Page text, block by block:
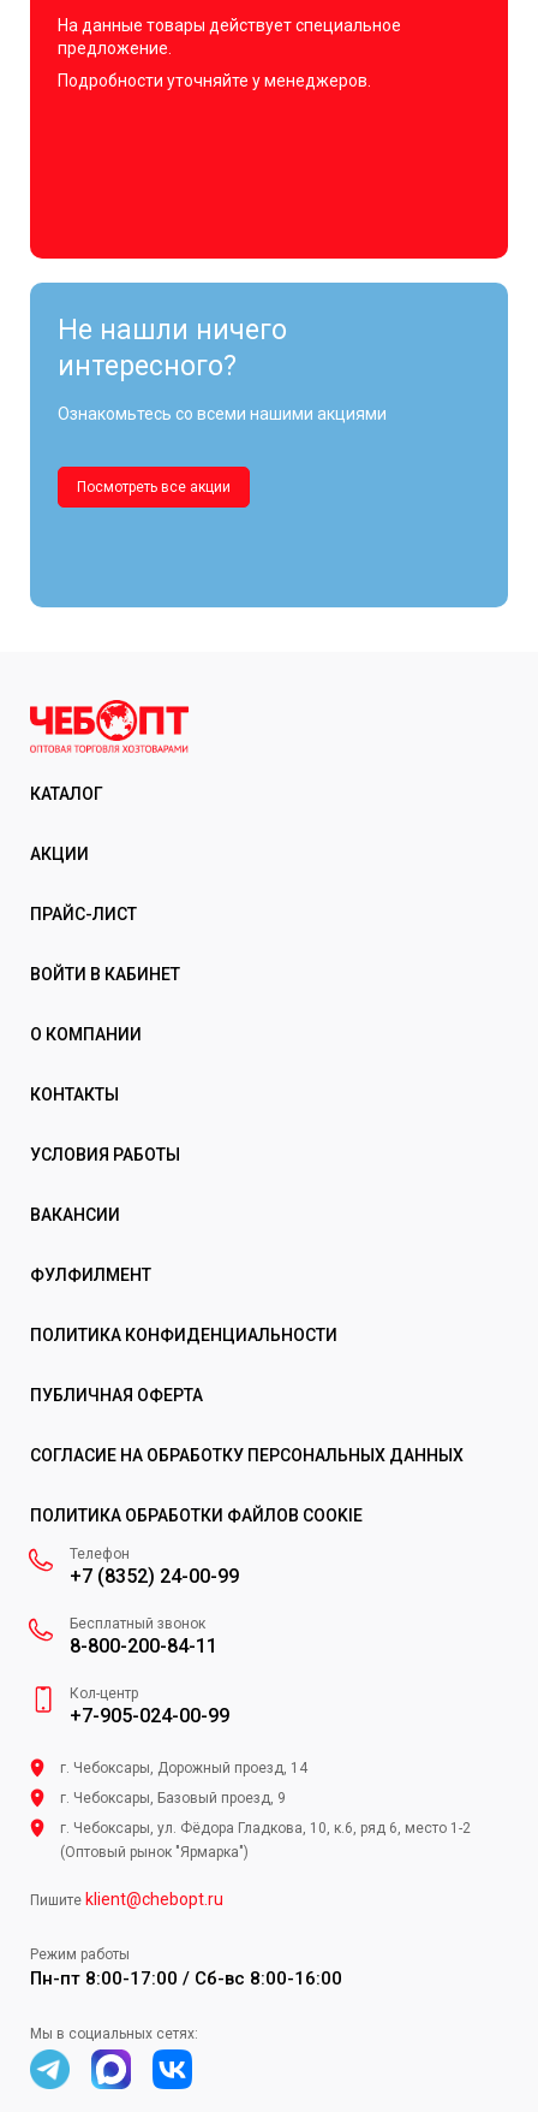
На данные товары действует специальное
предложение.
Подробности уточняйте у менеджеров.
Не нашли ничего
интересного?
Ознакомьтесь со всеми нашими акциями
Посмотреть все акции
КАТАЛОГ
АКЦИИ
ПРАЙС-ЛИСТ
ВОЙТИ В КАБИНЕТ
О КОМПАНИИ
КОНТАКТЫ
УСЛОВИЯ РАБОТЫ
ВАКАНСИИ
ФУЛФИЛМЕНТ
ПОЛИТИКА КОНФИДЕНЦИАЛЬНОСТИ
ПУБЛИЧНАЯ ОФЕРТА
СОГЛАСИЕ НА ОБРАБОТКУ ПЕРСОНАЛЬНЫХ ДАННЫХ
ПОЛИТИКА ОБРАБОТКИ ФАЙЛОВ COOKIE
Телефон
+7 (8352) 24-00-99
Бесплатный звонок
8-800-200-84-11
Кол-центр
+7-905-024-00-99
г. Чебоксары, Дорожный проезд, 14
г. Чебоксары, Базовый проезд, 9
г. Чебоксары, ул. Фёдора Гладкова, 10, к.6, ряд 6, место 1-2
(Оптовый рынок "Ярмарка")
Пишите klient@chebopt.ru
Режим работы
Пн-пт 8:00-17:00 / Сб-вс 8:00-16:00
Мы в социальных сетях: